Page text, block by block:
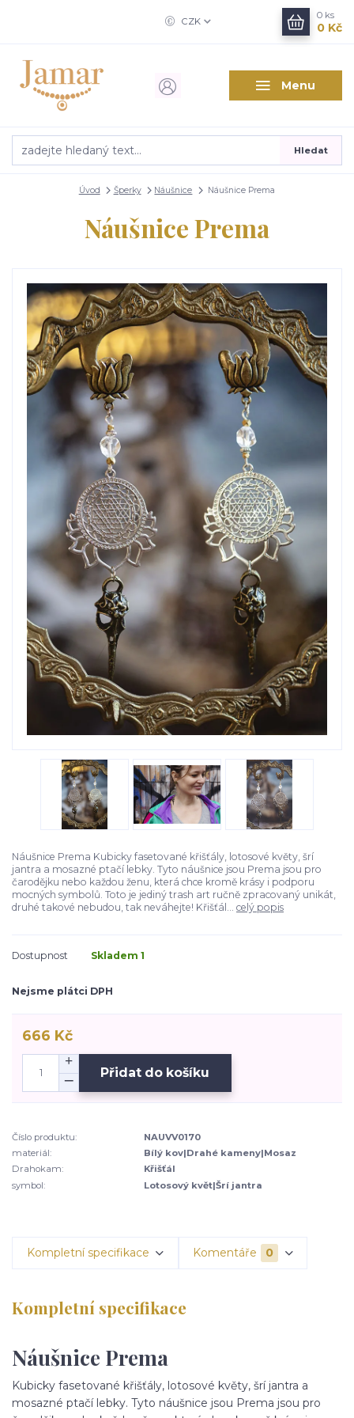
Menu
CZK
Hledat
0 ks
0 Kč
Úvod Šperky Náušnice Náušnice Prema
Náušnice Prema
Náušnice Prema Kubicky fasetované křišťály, lotosové květy, šrí
jantra a mosazné ptačí lebky. Tyto náušnice jsou Prema jsou pro
čarodějku nebo každou ženu, která chce kromě krásy i podporu
mocných symbolů. Toto je jediný trash art ručně zpracovaný unikát,
druhé takové nebudou, tak neváhejte! Křišťál... celý popis
Dostupnost Skladem 1
Nejsme plátci DPH
666 Kč
Přidat do košíku
Číslo produktu:
NAUVV0170
materiál:
Bílý kov|Drahé kameny|Mosaz
Drahokam:
Křišťál
symbol:
Lotosový květ|Šrí jantra
Kompletní specifikace Komentáře 0
Kompletní specifikace
Náušnice Prema
Kubicky fasetované křišťály, lotosové květy, šrí jantra a
mosazné ptačí lebky. Tyto náušnice jsou Prema jsou pro